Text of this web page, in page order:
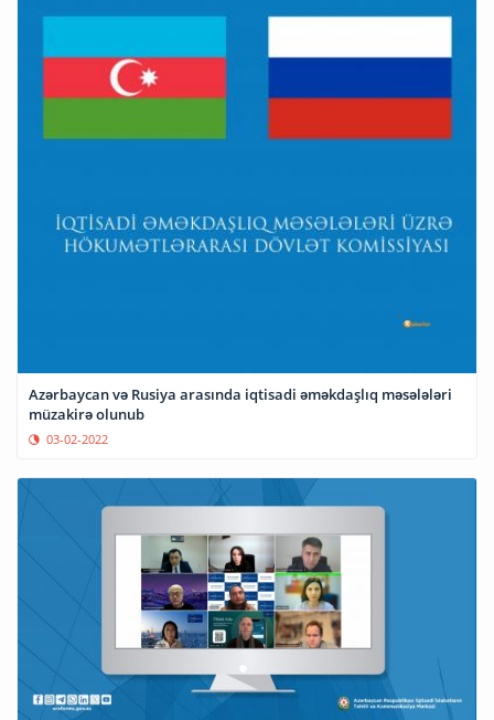
Azərbaycan və Rusiya arasında iqtisadi əməkdaşlıq məsələləri
müzakirə olunub
03-02-2022